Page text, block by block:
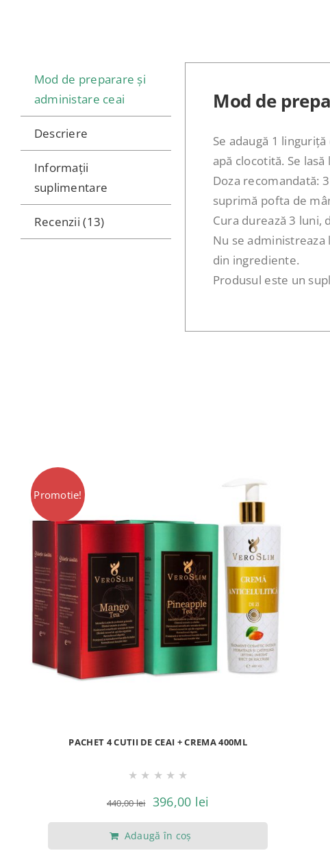
Mod de preparare și
administare ceai
Descriere
Informații
suplimentare
Recenzii (13)
Mod de
Se adaugă 1
apă clocotită. Se
Doza recomandată:
suprimă pofta de
Cura durează 3 luni,
Nu se administreaza
din ingrediente.
Produsul este un
Promotie!
PACHET 4 CUTII DE CEAI + CREMA 400ML
★ ★ ★ ★ ★
440,00lei Prețul
inițial
a
396,00 lei
curent
Adaugă în coș